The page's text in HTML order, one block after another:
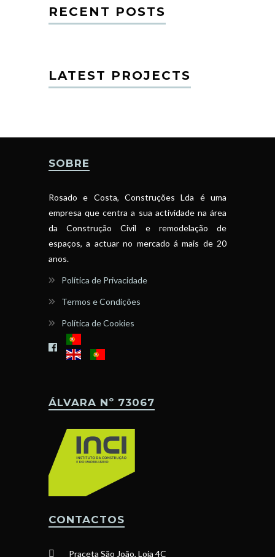
RECENT POSTS
LATEST PROJECTS
SOBRE
Rosado e Costa, Construções Lda é uma
empresa que centra a sua actividade na área
da Construção Civil e remodelação de
espaços, a actuar no mercado á mais de 20
anos.
Política de Privacidade
Termos e Condições
Política de Cookies
ÁLVARA Nº 73067
CONTACTOS
Praceta São João, Loja 4C